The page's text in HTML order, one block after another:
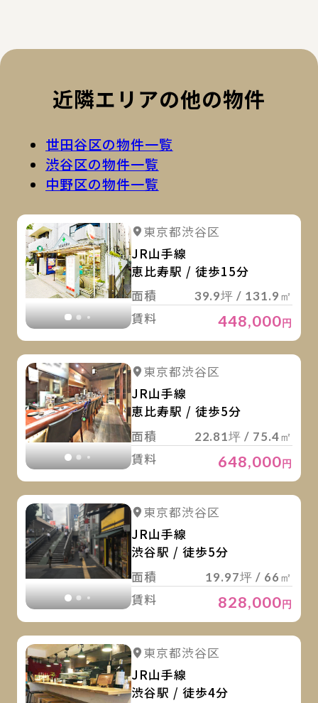
近隣エリアの他の物件
世田谷区の物件一覧
渋谷区の物件一覧
中野区の物件一覧
詳細を見る
東京都渋谷区
JR山手線
恵比寿駅 / 徒歩15分
面積
39.9坪 / 131.9㎡
賃料 448,000円
詳細を見る
東京都渋谷区
JR山手線
恵比寿駅 / 徒歩5分
面積
22.81坪 / 75.4㎡
賃料 648,000円
詳細を見る
東京都渋谷区
JR山手線
渋谷駅 / 徒歩5分
面積
19.97坪 / 66㎡
賃料 828,000円
詳細を見る
東京都渋谷区
JR山手線
渋谷駅 / 徒歩4分